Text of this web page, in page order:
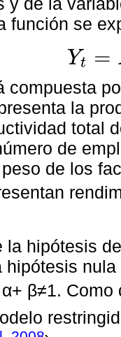
función se
Yt =
Yt =A αLβ
compuesta
la
total
de
de los
la hipótesis
hipótesis nula
α+ β≠1.